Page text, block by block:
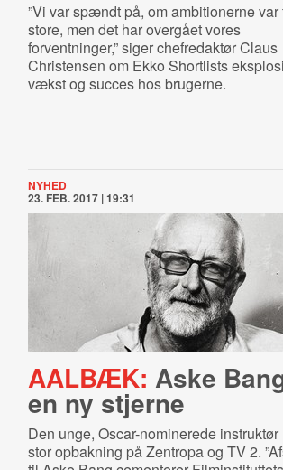
”Vi var spændt på, om ambitionerne var
store, men det har overgået vores
forventninger,” siger chefredaktør Claus
Christensen om Ekko Shortlists
vækst og succes hos brugerne.
NYHED
23. FEB. 2017 | 19:31
AALBÆK: Aske
en ny stjerne
Den unge, Oscar-nominerede instruktør
stor opbakning på Zentropa og TV 2.